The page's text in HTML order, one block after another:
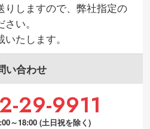
りしますので、弊社指定の
い。
たします。
い合わせ
29-9911
～18:00 (土日祝を除く)